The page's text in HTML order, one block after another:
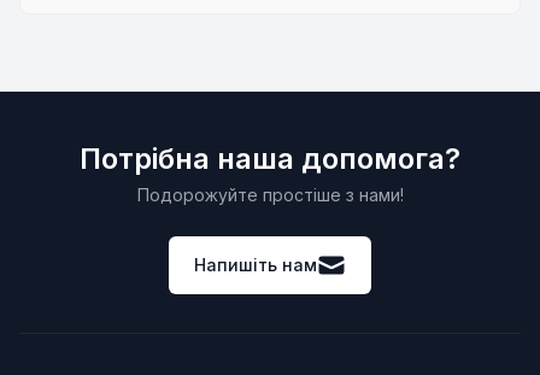
Потрібна наша допомога?
Подорожуйте простіше з нами!
Напишіть нам